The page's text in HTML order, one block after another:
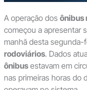
A operação dos ônibus
começou a apresentar
manhã desta segunda-
rodoviários. Dados
ônibusestavam em
nas primeiras horas do